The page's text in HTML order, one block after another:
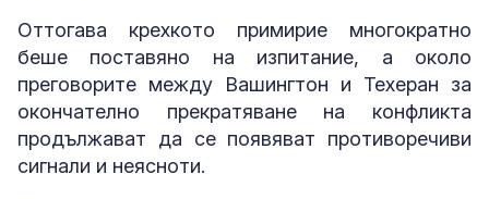
Оттогава крехкото примирие многократно
беше поставяно на изпитание, а около
преговорите между Вашингтон и Техеран за
окончателно прекратяване на конфликта
продължават да се появяват противоречиви
сигнали и неясноти.